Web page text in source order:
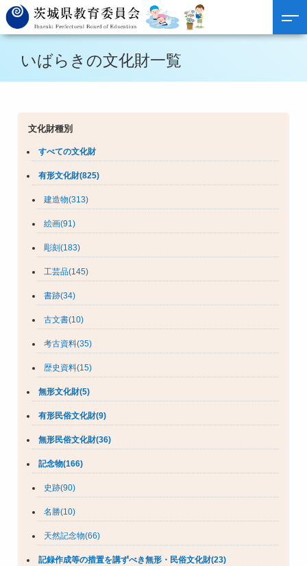
いばらきの文化財一覧
文化財種別
すべての文化財
有形文化財(825)
建造物(313)
絵画(91)
彫刻(183)
工芸品(145)
書跡(34)
古文書(10)
考古資料(35)
歴史資料(15)
無形文化財(5)
有形民俗文化財(9)
無形民俗文化財(36)
記念物(166)
史跡(90)
名勝(10)
天然記念物(66)
記録作成等の措置を講ずべき無形・民俗文化財(23)